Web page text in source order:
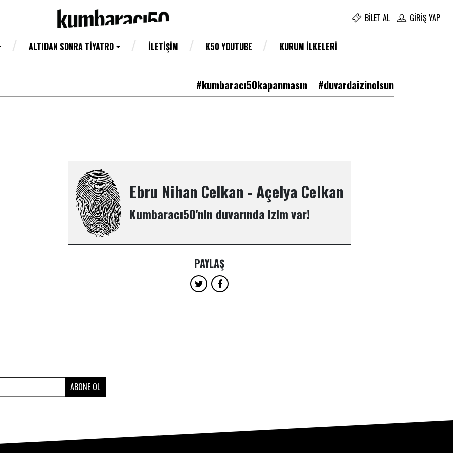
BILET AL GIRIŞ YAP
ALTIDAN SONRA TIYATRO İLETIŞIM K50 YOUTUBE KURUM İLKELERI
#kumbaracı50kapanmasın #duvardaizinolsun
Ebru Nihan Celkan - Açelya Celkan
Kumbaracı50'nin duvarında izim var!
PAYLAŞ
ABONE OL